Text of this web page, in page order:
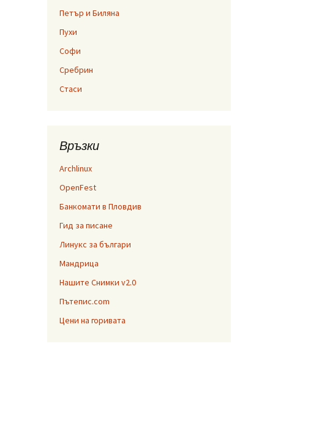
Петър и Биляна
Пухи
Софи
Сребрин
Стаси
Връзки
Archlinux
OpenFest
Банкомати в Пловдив
Гид за писане
Линукс за българи
Мандрица
Нашите Снимки v2.0
Пътепис.com
Цени на горивата